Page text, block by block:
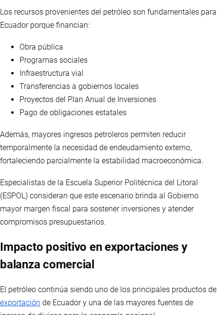
Los recursos provenientes del petróleo son fundamentales para
Ecuador porque financian:
Obra pública
Programas sociales
Infraestructura vial
Transferencias a gobiernos locales
Proyectos del Plan Anual de Inversiones
Pago de obligaciones estatales
Además, mayores ingresos petroleros permiten reducir
temporalmente la necesidad de endeudamiento externo,
fortaleciendo parcialmente la estabilidad macroeconómica.
Especialistas de la Escuela Superior Politécnica del Litoral
(ESPOL) consideran que este escenario brinda al Gobierno
mayor margen fiscal para sostener inversiones y atender
compromisos presupuestarios.
Impacto positivo en exportaciones y
balanza comercial
El petróleo continúa siendo uno de los principales productos de
exportación de Ecuador y una de las mayores fuentes de